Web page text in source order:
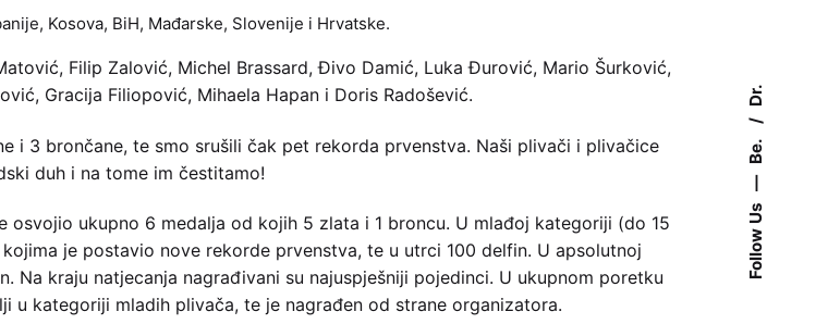
Follow Us
Be.
Dr.
Kosova, BiH, Mađarske, Slovenije i Hrvatske.
Filip Zalović, Michel Brassard, Đivo Damić, Luka Đurović, Mario Šurković,
Gracija Filiopović, Mihaela Hapan i Doris Radošević.
i 3 brončane, te smo srušili čak pet rekorda prvenstva. Naši plivači i plivačice
duh i na tome im čestitamo!
osvojio ukupno 6 medalja od kojih 5 zlata i 1 broncu. U mlađoj kategoriji (do 15
je postavio nove rekorde prvenstva, te u utrci 100 delfin. U apsolutnoj
kraju natjecanja nagrađivani su najuspješniji pojedinci. U ukupnom poretku
kategoriji mladih plivača, te je nagrađen od strane organizatora.